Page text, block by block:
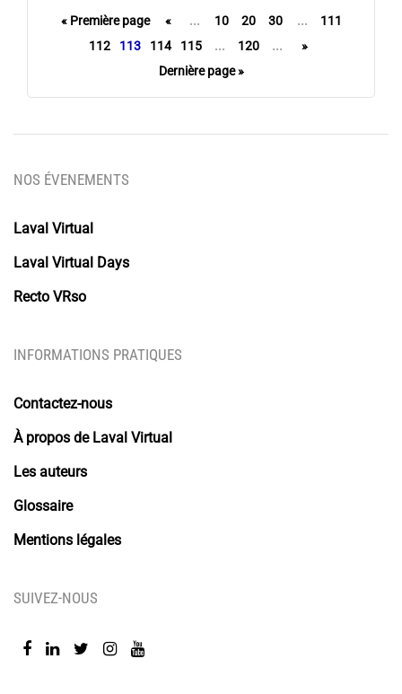
« Première page « ... 10 20 30 ...
111
112
113 114 115 ... 120 ...
»
Dernière page »
NOS ÉVENEMENTS
Laval Virtual
Laval Virtual Days
Recto VRso
INFORMATIONS PRATIQUES
Contactez-nous
À propos de Laval Virtual
Les auteurs
Glossaire
Mentions légales
SUIVEZ-NOUS